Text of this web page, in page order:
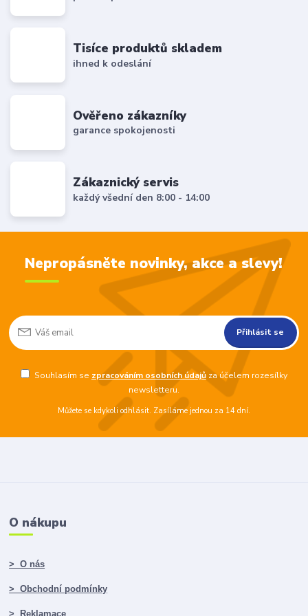
Tisíce produktů skladem
ihned k odeslání
Ověřeno zákazníky
garance spokojenosti
Zákaznický servis
každý všední den 8:00 - 14:00
Nepropásněte novinky, akce a slevy!
Přihlásit se
Souhlasím se zpracováním osobních údajůza účelem rozesílky
newsletteru.
Můžete se kdykoli odhlásit. Zasíláme jednou za 14 dní.
O nákupu
> O nás
> Obchodní podmínky
> Reklamace